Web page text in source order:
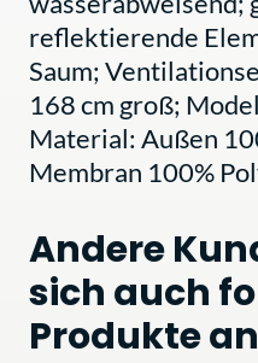
reflektierende
Saum;
168 cm groß;
Material: Außen
Membran 100%
Andere
sich auch
Produkte